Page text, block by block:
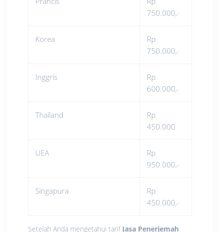
750.000,-
Korea
Rp
750.000,-
Inggris
Rp
600.000,-
Thailand
Rp
450.000
UEA
Rp
950.000,-
Singapura
Rp
450.000,-
Setelah Anda mengetahui tarif Jasa Penerjemah